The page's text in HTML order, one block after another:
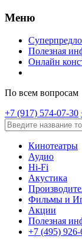
Меню
Полезная
Онлайн
По всем вопросам
+7 (917) 574-07-30
Кинотеатры
Аудио
Hi-Fi
Акустика
Фильмы и
Акции
Полезная
+7 (495)